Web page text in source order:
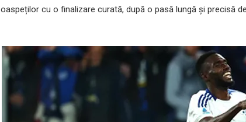
oaspeților cu o finalizare curată, după o pasă lungă și precisă